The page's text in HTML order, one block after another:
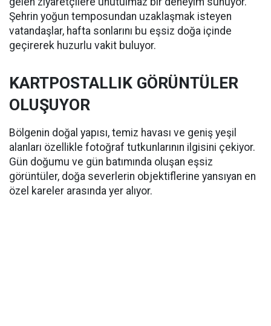
Şehrin yoğun temposundan uzaklaşmak isteyen
vatandaşlar, hafta sonlarını bu eşsiz doğa içinde
geçirerek huzurlu vakit buluyor.
KARTPOSTALLIK GÖRÜNTÜLER
OLUŞUYOR
Bölgenin doğal yapısı, temiz havası ve geniş yeşil
alanları özellikle fotoğraf tutkunlarının ilgisini çekiyor.
Gün doğumu ve gün batımında oluşan eşsiz
görüntüler, doğa severlerin objektiflerine yansıyan en
özel kareler arasında yer alıyor.